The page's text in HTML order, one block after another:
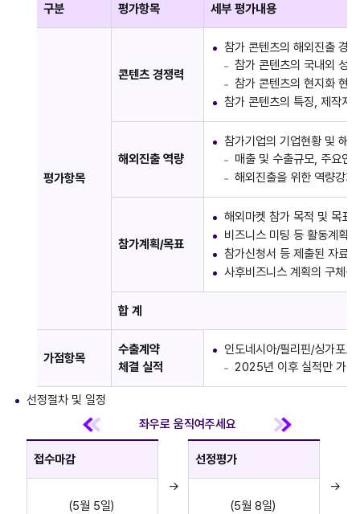
구분 평가항목 세부 평가내용
평가항목
콘텐츠 경쟁력
참가 콘텐츠의 해외진출 경
참가 콘텐츠의 국내외 성
참가 콘텐츠의 현지화 현
참가 콘텐츠의 특징, 제작지
해외진출 역량
참가기업의 기업현황 및 해
매출 및 수출규모, 주요인
해외진출을 위한 역량강
참가계획/목표
해외마켓 참가 목적 및 목표
비즈니스 미팅 등 활동계획
참가신청서 등 제출된 자료
사후비즈니스 계획의 구체성
합 계
가점항목
수출계약
체결 실적
인도네시아/필리핀/싱가포
2025년 이후 실적만 가점
선정절차 및 일정
접수마감
→
선정평가
→
(5월 5일) (5월 8일)